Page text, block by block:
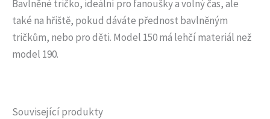
Bavlněné tričko, ideální pro fanoušky a volný čas, ale
také na hřiště, pokud dáváte přednost bavlněným
tričkům, nebo pro děti. Model 150 má lehčí materiál než
model 190.
Související produkty